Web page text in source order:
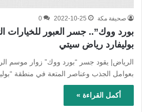
صحيفة مكة 2022-10-25
0
بورد ووك”.. جسر العبور للخيارات
بوليفارد رياض سيتي
بعوامل الجذب وعناصر المتعة في منطقة
أكمل القراءة »